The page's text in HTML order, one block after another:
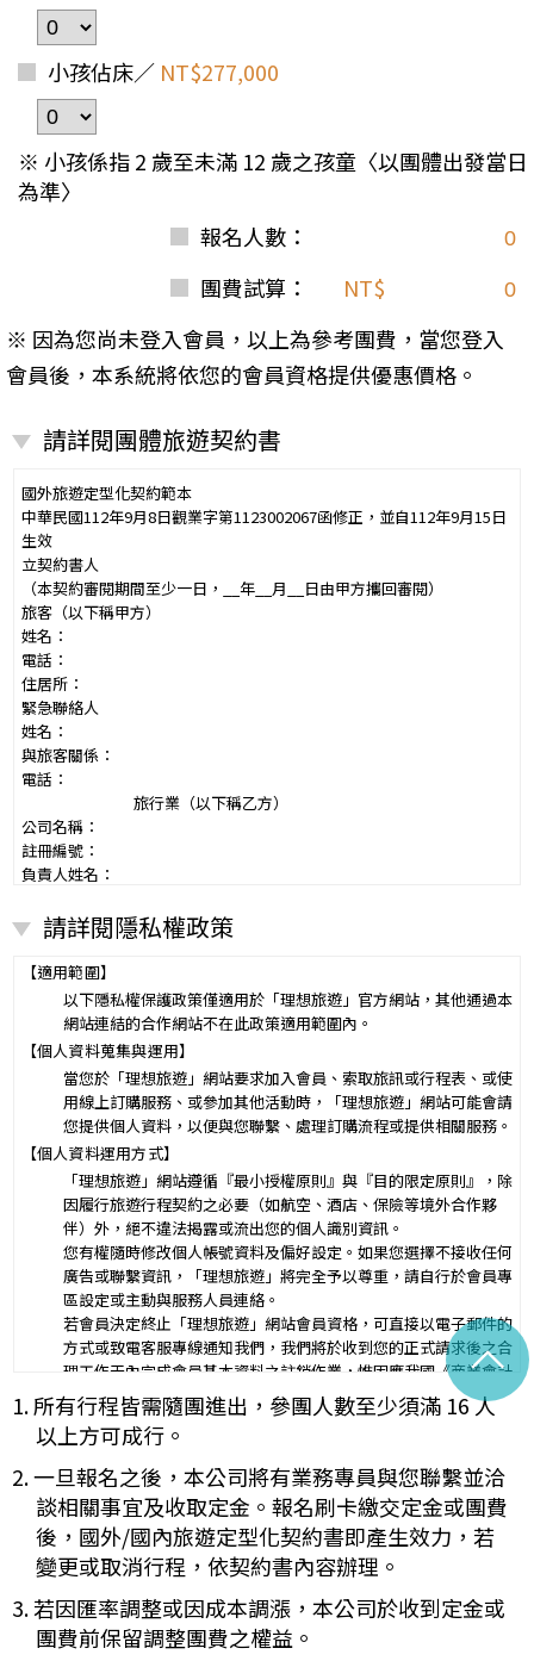
小孩佔床／ NT$277,000
※ 小孩係指 2 歲至未滿 12 歲之孩童〈以團體出發當日
為準〉
報名人數：
團費試算：
NT$
※ 因為您尚未登入會員，以上為參考團費，當您登入
會員後，本系統將依您的會員資格提供優惠價格。
請詳閱團體旅遊契約書
國外旅遊定型化契約範本
中華民國112年9月8日觀業字第1123002067函修正，並自112年9月15日
生效
立契約書人
（本契約審閱期間至少一日，__年__月__日由甲方攜回審閱）
旅客（以下稱甲方）
姓名：
電話：
住居所：
緊急聯絡人
姓名：
與旅客關係：
電話：
旅行業（以下稱乙方）
公司名稱：
註冊編號：
負責人姓名：
營業所：
甲乙雙方同意就本旅遊事項，依下列約定辦理。
第一條（國外旅遊之意義）
本契約所謂國外旅遊，係指到中華民國疆域以外其他國家或地區旅
遊。
赴中國大陸旅行者，準用本旅遊契約之約定。
第二條（適用之範圍及順序）
甲乙雙方關於本旅遊之權利義務，依本契約條款之約定定之；本契約
中未約定者，適用中華民國有關法令之規定。
第三條（旅遊團名稱、旅遊行程及廣告責任）
本旅遊團名稱為____________________
一、 旅遊地區（國家、城市或觀光地點）：________
二、
行程（啟程出發地點、回程之終止地點、日期、交通工具、住
宿旅館、餐飲、遊覽、安排購物行程及其所附隨之服務說
明）：_________
與本契約有關之附件、廣告、宣傳文件、行程表或說明會之說明內容
均視為本契約內容之一部分。乙方應確保廣告內容之真實，對甲方所
負之義務不得低於廣告之內容。
第一項記載得以所刊登之廣告、宣傳文件、行程表或說明會之說明內
未記載第一項內容或記載之內容與刊登廣告、宣傳文件、行程表或說
明會之說明記載不符者，以最有利於甲方之內容為準。
第四條（集合及出發時地）
甲方應於民國_____年_____月_____日_____時_____分於
__________準時集合出發。甲方未準時到約定地點集合致未能出
發，亦未能中途加入旅遊者，視為甲方任意解除契約，乙方得依第十
三條之約定，行使損害賠償請求權。
第五條（旅遊費用及付款方式）
旅遊費用：______________________
除雙方有特別約定者外，甲方應依下列約定繳付：
一、
簽訂本契約時，甲方應以_______(現金、信用卡、轉帳、支票
請詳閱隱私權政策
【適用範圍】
以下隱私權保護政策僅適用於「理想旅遊」官方網站，其他通過本
網站連結的合作網站不在此政策適用範圍內。
【個人資料蒐集與運用】
當您於「理想旅遊」網站要求加入會員、索取旅訊或行程表、或使
用線上訂購服務、或參加其他活動時，「理想旅遊」網站可能會請
您提供個人資料，以便與您聯繫、處理訂購流程或提供相關服務。
【個人資料運用方式】
「理想旅遊」網站遵循『最小授權原則』與『目的限定原則』，除
因履行旅遊行程契約之必要（如航空、酒店、保險等境外合作夥
伴）外，絕不違法揭露或流出您的個人識別資訊。
您有權隨時修改個人帳號資料及偏好設定。如果您選擇不接收任何
廣告或聯繫資訊，「理想旅遊」將完全予以尊重，請自行於會員專
區設定或主動與服務人員連絡。
若會員決定終止「理想旅遊」網站會員資格，可直接以電子郵件的
方式或致電客服專線通知我們，我們將於收到您的正式請求後之合
理工作天內完成會員基本資料之註銷作業，惟因應我國《商業會計
法》及《稅捐稽徵法》之法定保存年限要求，相關交易憑證與帳務
紀錄將於法定保存期限屆滿後自動進行安全銷毀，不在此限。自終
止「理想旅遊」網站會員身份之日起（以本站系統發出之確認電子
郵件為準），您將即刻喪失所有本服務所提供之尊榮優惠及權益。
【Cookies 的運用政策】
為提供個人化的服務，本資訊網會使用 Cookies 技術來儲存並在
某些時候追蹤使用者的資料。本網站使用 Cookies 大多僅基於輔
助作用，例如儲存您偏好的特定種類資料，或儲存相關密碼以方便
您上網至本行網站時不必每次再輸入密碼…等。
※ Cookies 是網站伺服器用來和使用者瀏覽器進行溝通的一種技術，
它可能在使用者的電腦中儲存某些資訊，大部分 Cookies 的有效
1. 所有行程皆需隨團進出，參團人數至少須滿 16 人
以上方可成行。
2. 一旦報名之後，本公司將有業務專員與您聯繫並洽
談相關事宜及收取定金。報名刷卡繳交定金或團費
後，國外/國內旅遊定型化契約書即產生效力，若
變更或取消行程，依契約書內容辦理。
3. 若因匯率調整或因成本調漲，本公司於收到定金或
團費前保留調整團費之權益。
^